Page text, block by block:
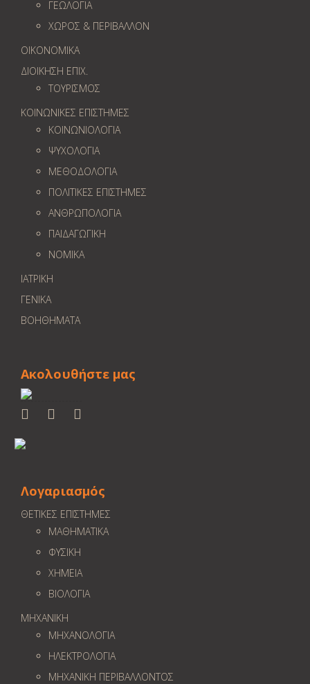
ΓΕΩΛOΓΙΑ
ΧΩΡΟΣ & ΠΕΡΙΒΑΛΛΟΝ
ΟΙΚΟΝΟΜΙΚΑ
ΔΙΟΙΚΗΣΗ ΕΠΙΧ.
ΤΟΥΡΙΣΜΟΣ
ΚΟΙΝΩΝΙΚΕΣ ΕΠΙΣΤΗΜΕΣ
ΚΟΙΝΩΝΙΟΛΟΓΙΑ
ΨΥΧΟΛΟΓΙΑ
ΜΕΘΟΔΟΛΟΓΙΑ
ΠΟΛΙΤΙΚΕΣ ΕΠΙΣΤΗΜΕΣ
ΑΝΘΡΩΠΟΛΟΓΙΑ
ΠΑΙΔΑΓΩΓΙΚΗ
ΝΟΜΙΚΑ
ΙΑΤΡΙΚΗ
ΓΕΝΙΚΑ
ΒΟΗΘΗΜΑΤΑ
Ακολουθήστε μας
Λογαριασμός
ΘΕΤΙΚΕΣ ΕΠΙΣΤΗΜΕΣ
ΜΑΘΗΜΑΤΙΚΑ
ΦΥΣΙΚΗ
ΧΗΜΕΙΑ
ΒΙΟΛΟΓΙΑ
ΜΗΧΑΝΙΚΗ
ΜΗΧΑΝΟΛΟΓΙΑ
ΗΛΕΚΤΡΟΛΟΓΙΑ
ΜΗΧΑΝΙΚΗ ΠΕΡΙΒΑΛΛΟΝΤΟΣ